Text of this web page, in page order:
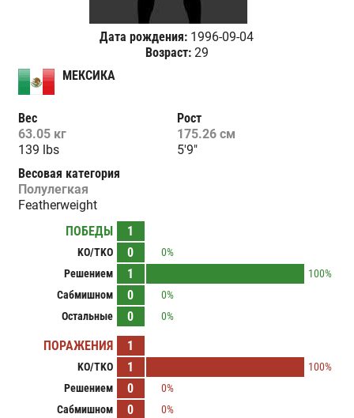
Дата рождения: 1996-09-04
Возраст:29
МЕКСИКА
Вес
63.05 кг
139 lbs
Рост
175.26 см
5'9"
Весовая категория
Полулегкая
Featherweight
ПОБЕДЫ
1
KO/TKO 0
0%
Решением
1
100%
Сабмишном
0
0%
Остальные
0 0%
ПОРАЖЕНИЯ 1
KO/TKO 1
100%
Решением
0
0%
Сабмишном
0
0%